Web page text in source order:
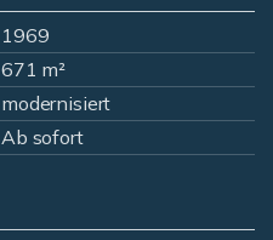
1969
671 m²
modernisiert
Ab sofort